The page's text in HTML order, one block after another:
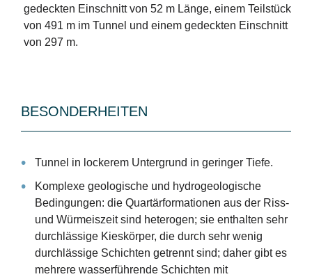
gedeckten Einschnitt von 52 m Länge, einem Teilstück
von 491 m im Tunnel und einem gedeckten Einschnitt
von 297 m.
BESONDERHEITEN
Tunnel in lockerem Untergrund in geringer Tiefe.
Komplexe geologische und hydrogeologische
Bedingungen: die Quartärformationen aus der Riss-
und Würmeiszeit sind heterogen; sie enthalten sehr
durchlässige Kieskörper, die durch sehr wenig
durchlässige Schichten getrennt sind; daher gibt es
mehrere wasserführende Schichten mit